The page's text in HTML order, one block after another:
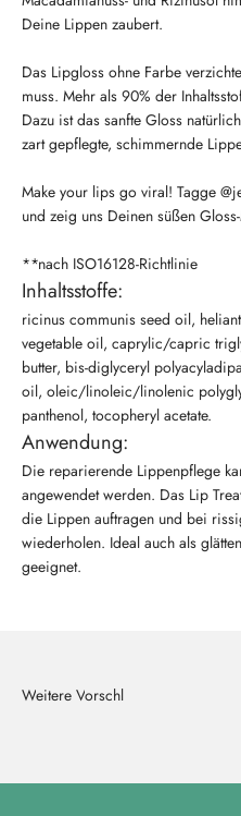
Deine Lippen zaubert.
Das Lipgloss ohne Farbe
muss. Mehr als 90% der
Dazu ist das sanfte Gloss
zart gepflegte, schimmernde
Make your lips go viral! Tagge
und zeig uns Deinen süßen
**nach ISO16128-Richtlinie
Inhaltsstoffe:
ricinus communis seed oil,
vegetable oil, caprylic/capric
butter, bis-diglyceryl
oil, oleic/linoleic/linolenic
panthenol, tocopheryl acetate.
Anwendung:
Die reparierende Lippenpflege
angewendet werden. Das Lip
die Lippen auftragen und bei
wiederholen. Ideal auch als
geeignet.